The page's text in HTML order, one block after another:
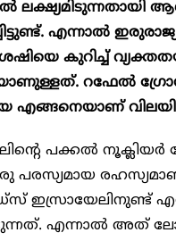
ലക്ഷ്യമിടുന്നതായി
എന്നാൽ
കുറിച്ച്
റഫേൽ
എങ്ങനെയാണ്
പക്കൽ
പരസ്യമായ
ഇസ്രായേലിനുണ്ട്
എന്നാൽ അത്